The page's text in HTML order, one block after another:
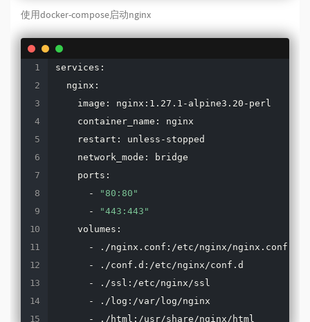
使用docker-compose启动nginx
services:
  nginx:
    image: nginx:1.27.1-alpine3.20-perl
    container_name: nginx
    restart: unless-stopped
    network_mode: bridge
    ports:
      -
"80:80"
      -
"443:443"
    volumes:
      - ./nginx.conf:/etc/nginx/nginx.conf
      - ./conf.d:/etc/nginx/conf.d
      - ./ssl:/etc/nginx/ssl
      - ./log:/var/log/nginx
      - ./html:/usr/share/nginx/html